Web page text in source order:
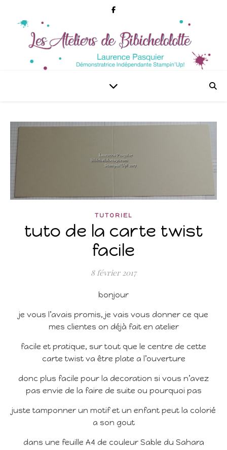
TUTORIEL
tuto de la carte twist
facile
8 février 2017
bonjour
je vous l’avais promis, je vais vous donner ce que
mes clientes on déjà fait en atelier
facile et pratique, sur tout que le centre de cette
carte twist va être plate a l’ouverture
donc plus facile pour la decoration si vous n’avez
pas envie de la faire de suite ou pourquoi pas
juste tamponner un motif et un enfant peut la colorié
a son gout
dans une feuille A4 de couleur Sable du Sahara